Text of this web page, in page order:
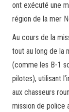
ont exécuté une
région de la mer
Au cours de la
tout au long de la
(comme les B-1
pilotes), utilisant
aux chasseurs
mission de police